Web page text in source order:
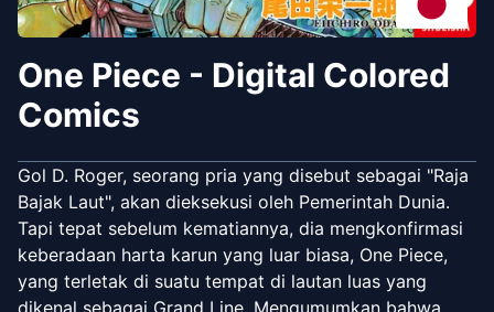
One Piece - Digital Colored
Comics
Gol D. Roger, seorang pria yang disebut sebagai "Raja
Bajak Laut", akan dieksekusi oleh Pemerintah Dunia.
Tapi tepat sebelum kematiannya, dia mengkonfirmasi
keberadaan harta karun yang luar biasa, One Piece,
yang terletak di suatu tempat di lautan luas yang